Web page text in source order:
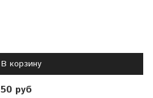
В корзину
50 руб